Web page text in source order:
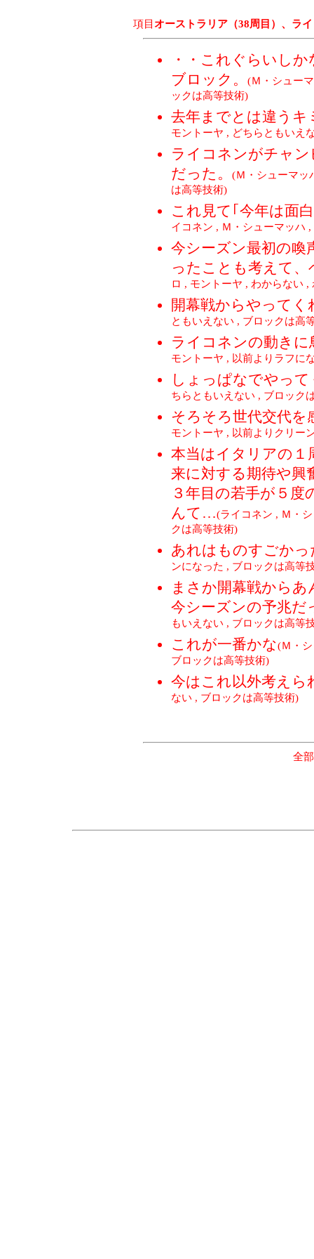
項目 オーストラリア（38周目）、ラ
・・これぐらいし
ブロック。
(Ｍ・シュー
ックは高等技術)
去年までとは違う
モントーヤ , どちらともいえ
ライコネンがチャ
だった。
(Ｍ・シューマッ
は高等技術)
これ見て｢今年は面
イコネン , Ｍ・シューマッハ
今シーズン最初の喚
ったことも考えて
ロ , モントーヤ , わからない ,
開幕戦からやってく
ともいえない , ブロックは高
ライコネンの動き
モントーヤ , 以前よりラフに
しょっぱなでやっ
ちらともいえない , ブロック
そろそろ世代交代を
モントーヤ , 以前よりクリー
本当はイタリアの
来に対する期待や興
３年目の若手が５
んて…(ライコネン , Ｍ・
クは高等技術)
あれはものすごかっ
ンになった , ブロックは高等
まさか開幕戦から
今シーズンの予兆だ
もいえない , ブロックは高等
これが一番かな(Ｍ・
ブロックは高等技術)
今はこれ以外考えら
ない , ブロックは高等技術)
全